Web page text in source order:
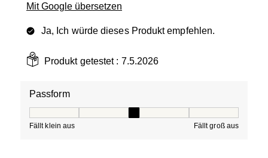
Mit Google übersetzen
Ja, Ich würde dieses Produkt empfehlen.
Produkt getestet : 7.5.2026
Passform
Fällt klein aus Fällt groß aus